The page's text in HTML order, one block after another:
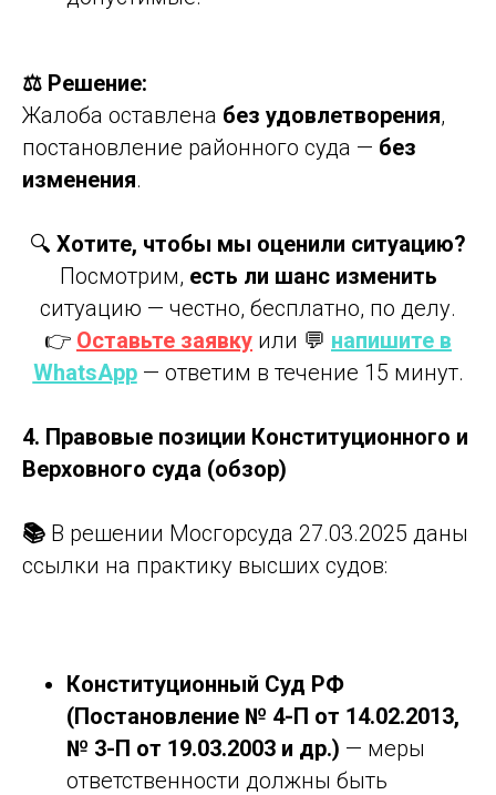
⚖️ Решение:
Жалоба оставлена без удовлетворения,
постановление районного суда — без
изменения.
🔍 Хотите, чтобы мы оценили ситуацию?
Посмотрим, есть ли шанс изменить
ситуацию — честно, бесплатно, по делу.
👉 Оставьте заявку или 💬 напишите в
WhatsApp— ответим в течение 15 минут.
4. Правовые позиции Конституционного и
Верховного суда (обзор)
📚 В решении Мосгорсуда 27.03.2025 даны
ссылки на практику высших судов:
Конституционный Суд РФ
(Постановление № 4-П от 14.02.2013,
№ 3-П от 19.03.2003 и др.) — меры
ответственности должны быть